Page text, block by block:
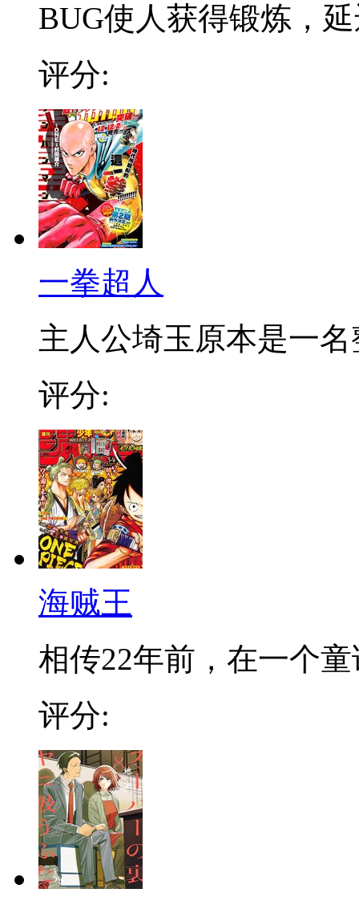
BUG使人获得锻炼，
评分:
一拳超人
主人公埼玉原本是一名
评分:
海贼王
相传22年前，在一个
评分: